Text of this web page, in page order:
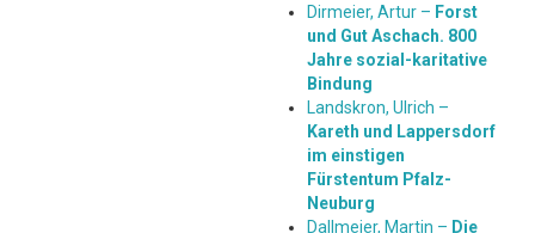
Dirmeier, Artur – Forst
und Gut Aschach. 800
Jahre sozial-karitative
Bindung
Landskron, Ulrich –
Kareth und Lappersdorf
im einstigen
Fürstentum Pfalz-
Neuburg
Dallmeier, Martin – Die